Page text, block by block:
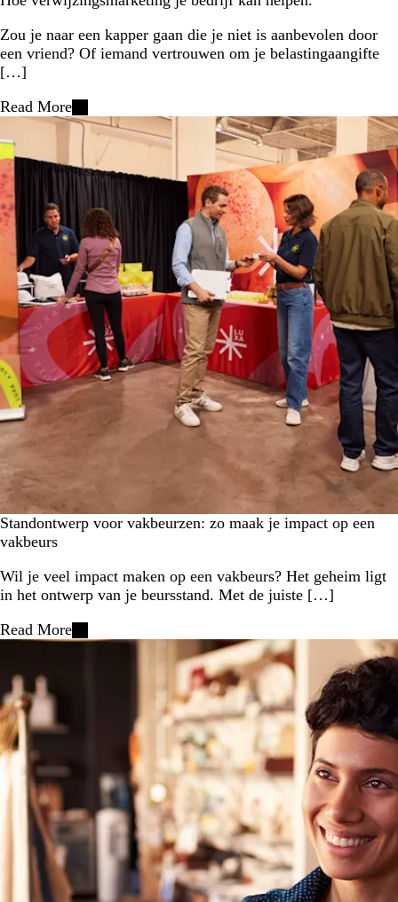
Zou je naar een kapper gaan die je niet is aanbevolen door
een vriend? Of iemand vertrouwen om je belastingaangifte
[…]
Read More
Standontwerp voor vakbeurzen: zo maak je impact op een
vakbeurs
Wil je veel impact maken op een vakbeurs? Het geheim ligt
in het ontwerp van je beursstand. Met de juiste […]
Read More